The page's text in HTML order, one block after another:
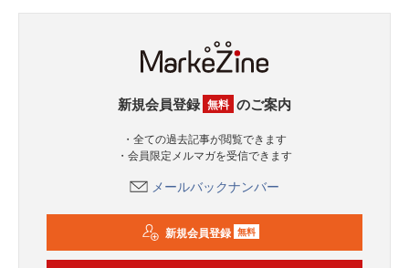
新規会員登録 無料 のご案内
・全ての過去記事が閲覧できます
・会員限定メルマガを受信できます
メールバックナンバー
新規会員登録 無料